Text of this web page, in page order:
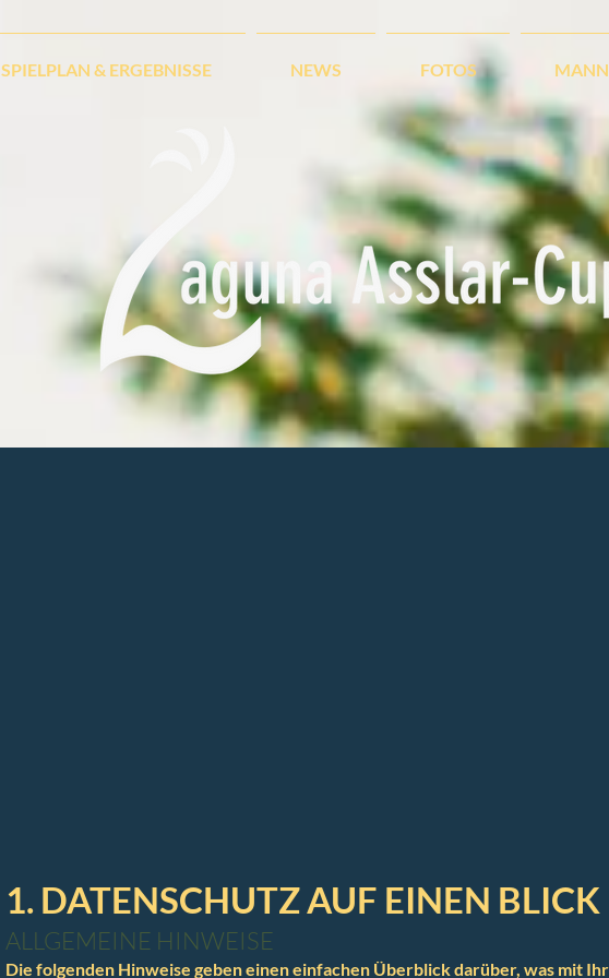
SPIELPLAN & ERGEBNISSE NEWS FOTOS
1. DATENSCHUTZ AUF EINEN BLICK
ALLGEMEINE HINWEISE
Die folgenden Hinweise geben einen einfachen Überblick darüber, was mit